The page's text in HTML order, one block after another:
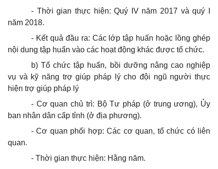
- Thời gian thực hiện: Quý IV năm 2017 và quý I
năm 2018.
- Kết quả đầu ra: Các lớp tập huấn hoặc lồng ghép
nội dung tập huấn vào các hoạt động khác được tổ chức.
b) Tổ chức tập huấn, bồi dưỡng nâng cao nghiệp
vụ và kỹ năng trợ giúp pháp lý cho đội ngũ người thực
hiện trợ giúp pháp lý
- Cơ quan chủ trì: Bộ Tư pháp (ở trung ương), Ủy
ban nhân dân cấp tỉnh (ở địa phương).
- Cơ quan phối hợp: Các cơ quan, tổ chức có liên
quan.
- Thời gian thực hiện: Hằng năm.